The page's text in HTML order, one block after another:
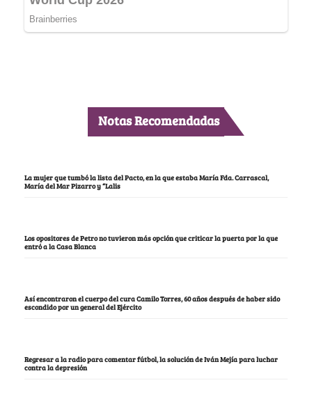
Notas Recomendadas
La mujer que tumbó la lista del Pacto, en la que estaba María Fda. Carrascal,
María del Mar Pizarro y “Lalis
Los opositores de Petro no tuvieron más opción que criticar la puerta por la que
entró a la Casa Blanca
Así encontraron el cuerpo del cura Camilo Torres, 60 años después de haber sido
escondido por un general del Ejército
Regresar a la radio para comentar fútbol, la solución de Iván Mejía para luchar
contra la depresión